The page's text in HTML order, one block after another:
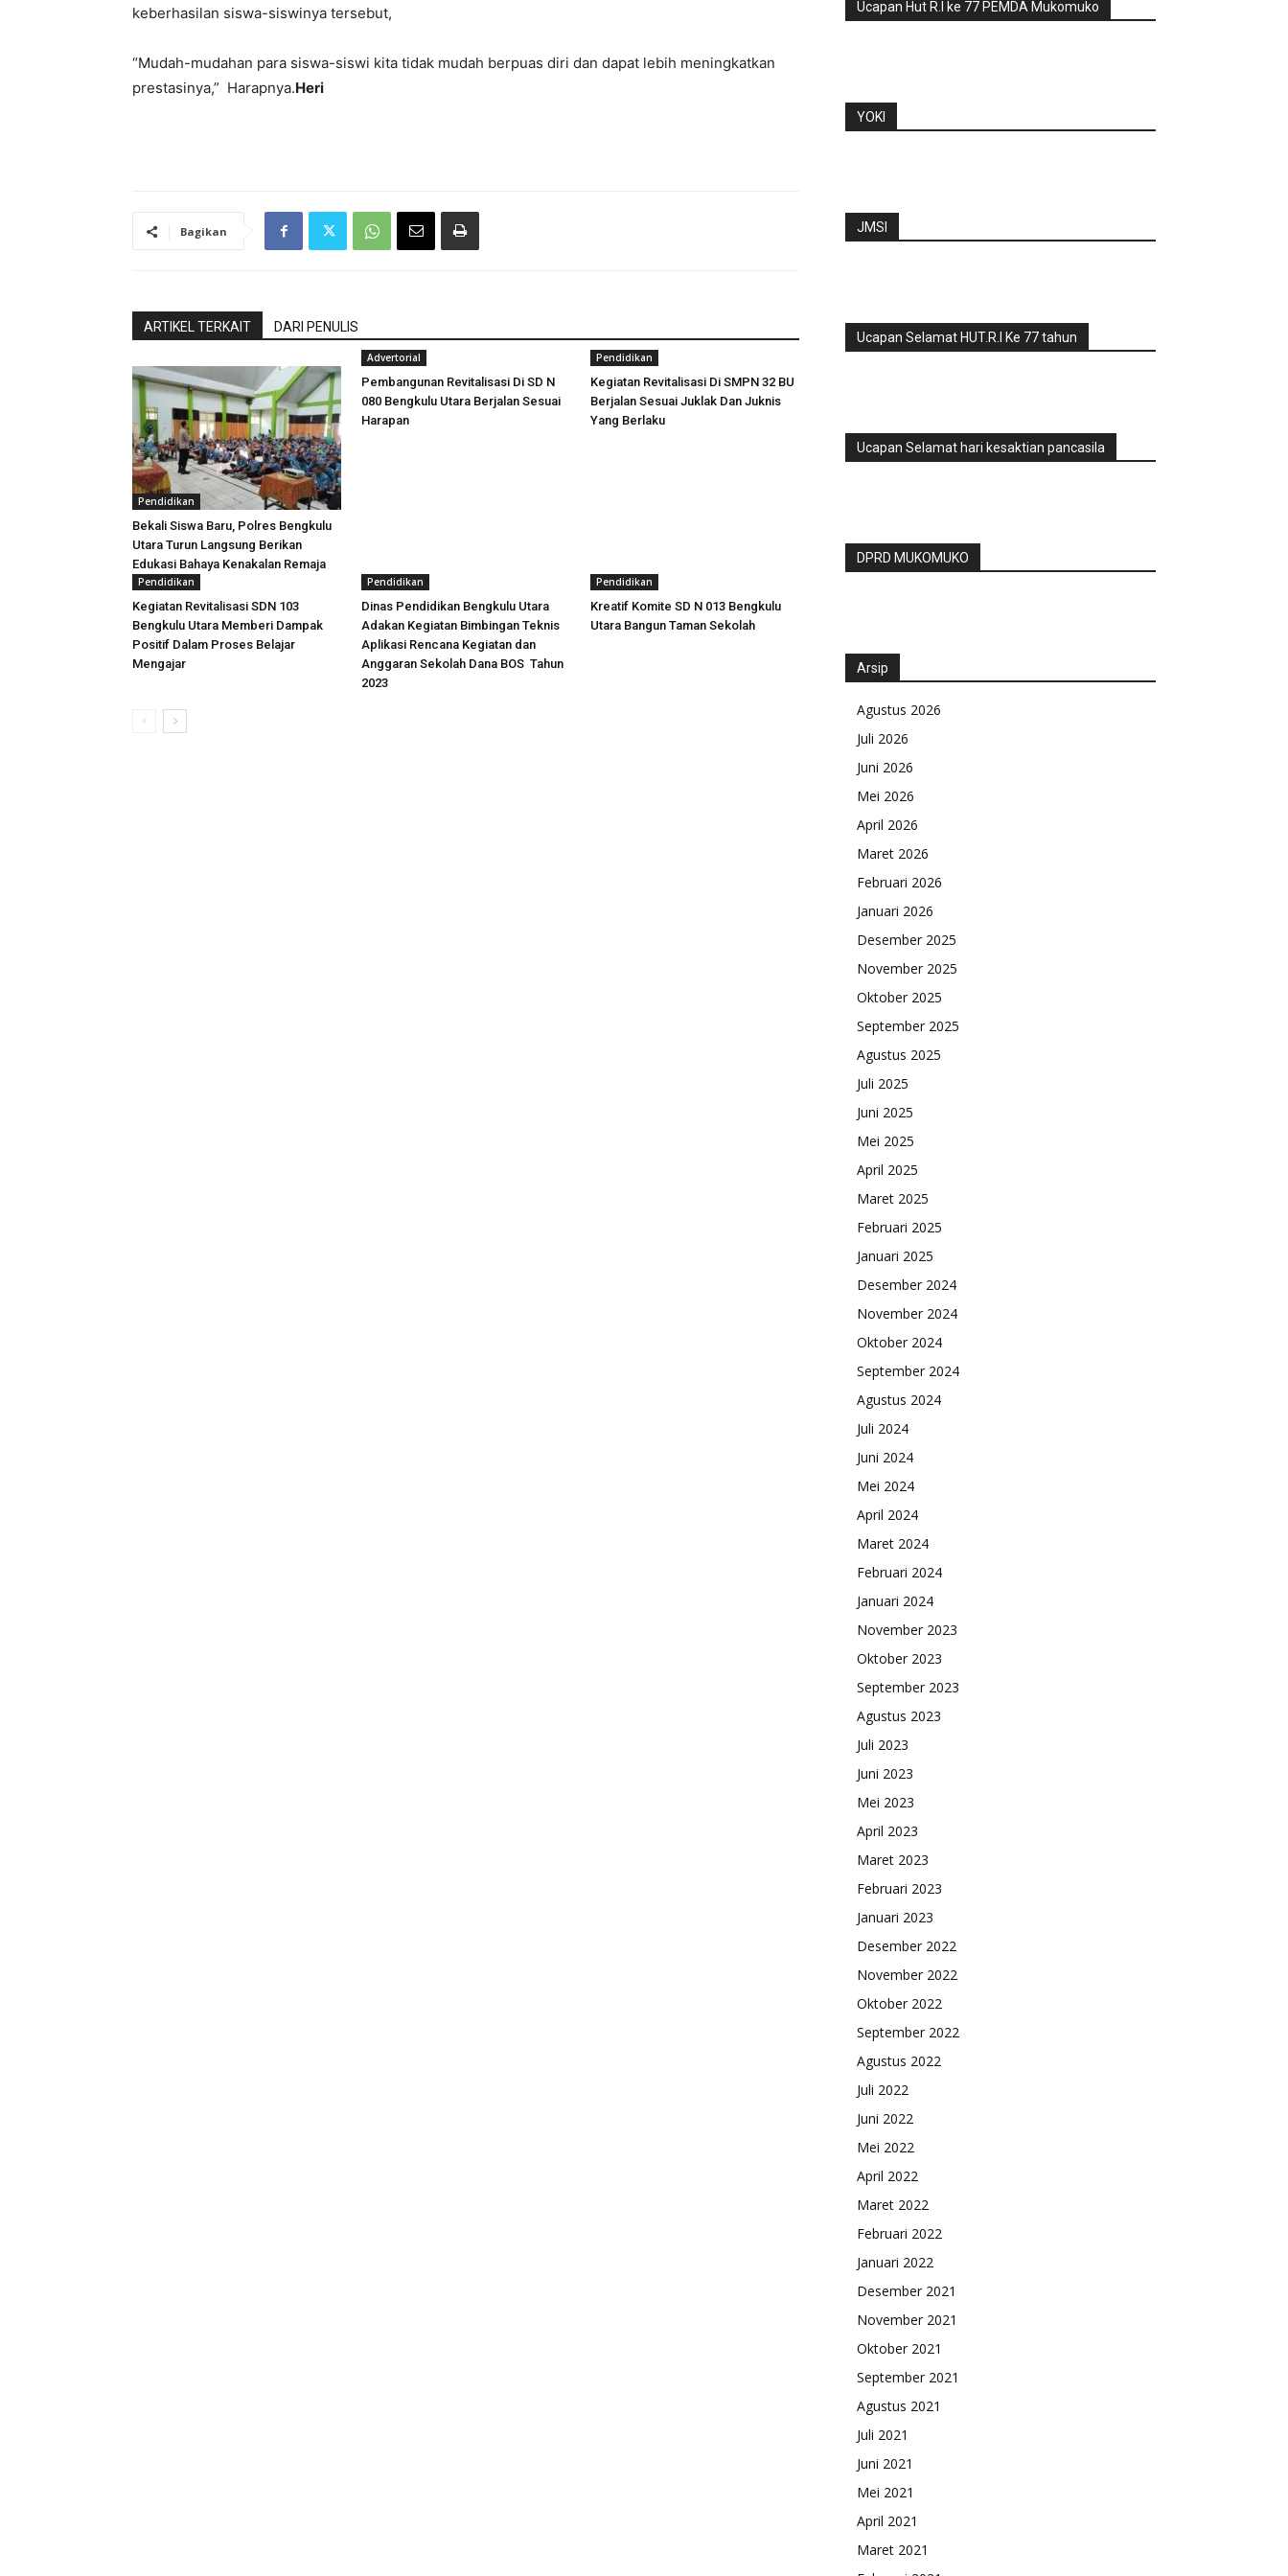
keberhasilan siswa-siswinya tersebut,
“Mudah-mudahan para siswa-siswi kita tidak mudah berpuas diri dan dapat lebih meningkatkan
prestasinya,” Harapnya.Heri
Bagikan
ARTIKEL TERKAIT DARI PENULIS
Pendidikan
Bekali Siswa Baru, Polres Bengkulu
Utara Turun Langsung Berikan
Edukasi Bahaya Kenakalan Remaja
Advertorial
Pembangunan Revitalisasi Di SD N
080 Bengkulu Utara Berjalan Sesuai
Harapan
Pendidikan
Kegiatan Revitalisasi Di SMPN 32 BU
Berjalan Sesuai Juklak Dan Juknis
Yang Berlaku
Pendidikan
Kegiatan Revitalisasi SDN 103
Bengkulu Utara Memberi Dampak
Positif Dalam Proses Belajar
Mengajar
Pendidikan
Dinas Pendidikan Bengkulu Utara
Adakan Kegiatan Bimbingan Teknis
Aplikasi Rencana Kegiatan dan
Anggaran Sekolah Dana BOS Tahun
2023
Pendidikan
Kreatif Komite SD N 013 Bengkulu
Utara Bangun Taman Sekolah
Ucapan Hut R.I ke 77 PEMDA Mukomuko
YOKI
JMSI
Ucapan Selamat HUT.R.I Ke 77 tahun
Ucapan Selamat hari kesaktian pancasila
DPRD MUKOMUKO
Arsip
Agustus 2026
Juli 2026
Juni 2026
Mei 2026
April 2026
Maret 2026
Februari 2026
Januari 2026
Desember 2025
November 2025
Oktober 2025
September 2025
Agustus 2025
Juli 2025
Juni 2025
Mei 2025
April 2025
Maret 2025
Februari 2025
Januari 2025
Desember 2024
November 2024
Oktober 2024
September 2024
Agustus 2024
Juli 2024
Juni 2024
Mei 2024
April 2024
Maret 2024
Februari 2024
Januari 2024
November 2023
Oktober 2023
September 2023
Agustus 2023
Juli 2023
Juni 2023
Mei 2023
April 2023
Maret 2023
Februari 2023
Januari 2023
Desember 2022
November 2022
Oktober 2022
September 2022
Agustus 2022
Juli 2022
Juni 2022
Mei 2022
April 2022
Maret 2022
Februari 2022
Januari 2022
Desember 2021
November 2021
Oktober 2021
September 2021
Agustus 2021
Juli 2021
Juni 2021
Mei 2021
April 2021
Maret 2021